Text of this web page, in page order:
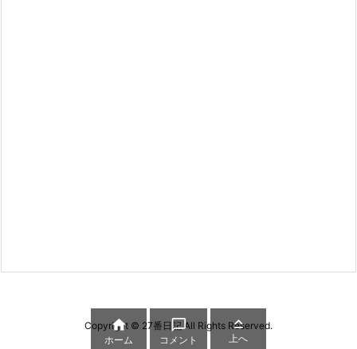
Copyright © 27番日記All Rights Reserved.

ホーム

コメント

上へ